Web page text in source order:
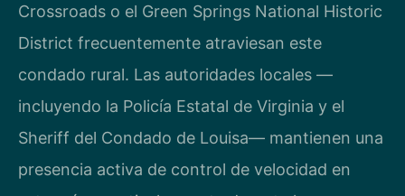
Crossroads o el Green Springs National Historic
District frecuentemente atraviesan este
condado rural. Las autoridades locales —
incluyendo la Policía Estatal de Virginia y el
Sheriff del Condado de Louisa— mantienen una
presencia activa de control de velocidad en